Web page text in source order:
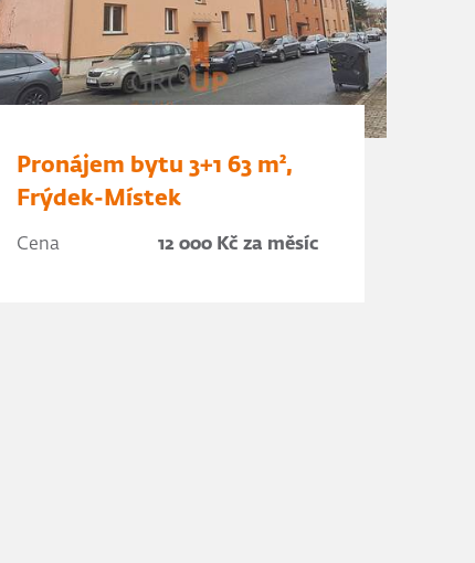
Pronájem bytu 3+1 63 m²,
Frýdek-Místek
Cena 12 000 Kč za měsíc